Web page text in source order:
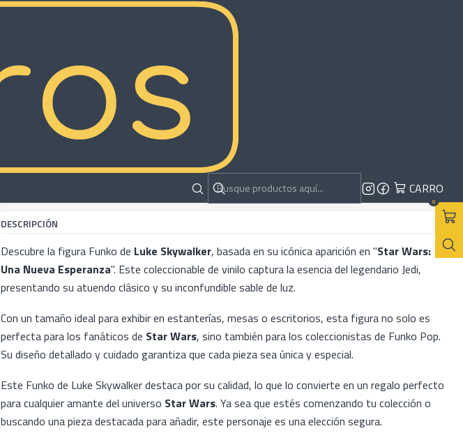
CARRO
0
Funko Luke Skywalker - Star Wars -
Episode IV a New Hope
DESCRIPCIÓN
Descubre la figura Funko de Luke Skywalker, basada en su icónica aparición en "Star Wars:
Una Nueva Esperanza". Este coleccionable de vinilo captura la esencia del legendario Jedi,
presentando su atuendo clásico y su inconfundible sable de luz.
Con un tamaño ideal para exhibir en estanterías, mesas o escritorios, esta figura no solo es
perfecta para los fanáticos de Star Wars, sino también para los coleccionistas de Funko Pop.
Su diseño detallado y cuidado garantiza que cada pieza sea única y especial.
Este Funko de Luke Skywalker destaca por su calidad, lo que lo convierte en un regalo perfecto
para cualquier amante del universo Star Wars. Ya sea que estés comenzando tu colección o
buscando una pieza destacada para añadir, este personaje es una elección segura.